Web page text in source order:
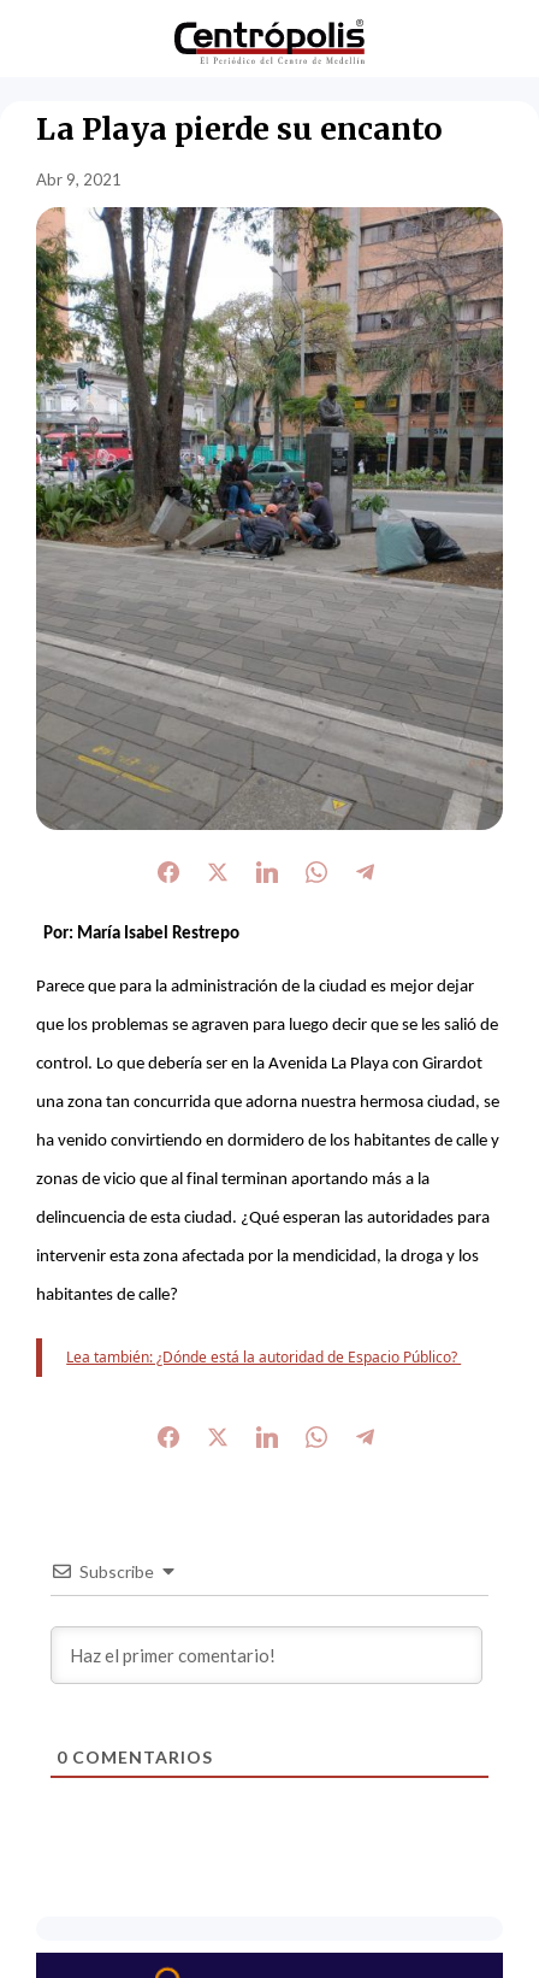
La Playa pierde su encanto
Abr 9, 2021
Por: María Isabel Restrepo
Parece que para la administración de la ciudad es mejor dejar
que los problemas se agraven para luego decir que se les salió de
control. Lo que debería ser en la Avenida La Playa con Girardot
una zona tan concurrida que adorna nuestra hermosaciudad, se
ha venido convirtiendo en dormidero de los habitantes de calle y
zonas de vicio que al final terminan aportando más a la
delincuencia de esta ciudad. ¿Qué esperan las autoridades para
intervenir esta zona afectada por la mendicidad, la droga y los
habitantes de calle?
Lea también: ¿Dónde está la autoridad de Espacio Público?
Subscribe
0COMENTARIOS